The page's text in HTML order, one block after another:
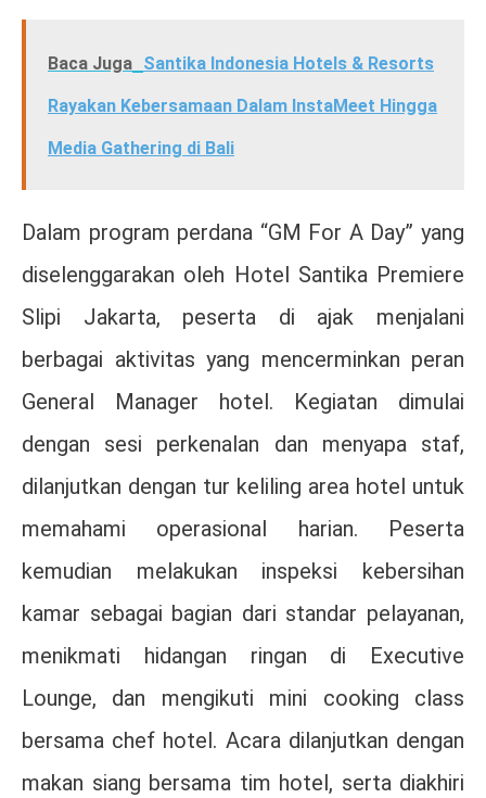
Baca Juga Santika Indonesia Hotels & Resorts
Rayakan Kebersamaan Dalam InstaMeet Hingga
Media Gathering di Bali
Dalam program perdana “GM For A Day” yang
diselenggarakan oleh Hotel Santika Premiere
Slipi Jakarta, peserta di ajak menjalani
berbagai aktivitas yang mencerminkan peran
General Manager hotel. Kegiatan dimulai
dengan sesi perkenalan dan menyapa staf,
dilanjutkan dengan tur keliling area hotel untuk
memahami operasional harian. Peserta
kemudian melakukan inspeksi kebersihan
kamar sebagai bagian dari standar pelayanan,
menikmati hidangan ringan di Executive
Lounge, dan mengikuti mini cooking class
bersama chef hotel. Acara dilanjutkan dengan
makan siang bersama tim hotel, serta diakhiri